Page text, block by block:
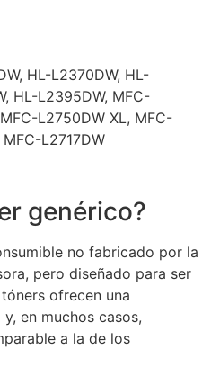
HL-L2370DW, HL-
HL-L2395DW, MFC-
L2750DW XL, MFC-
L2717DW
genérico?
no fabricado por la
pero diseñado para ser
ofrecen una
en muchos casos,
a la de los